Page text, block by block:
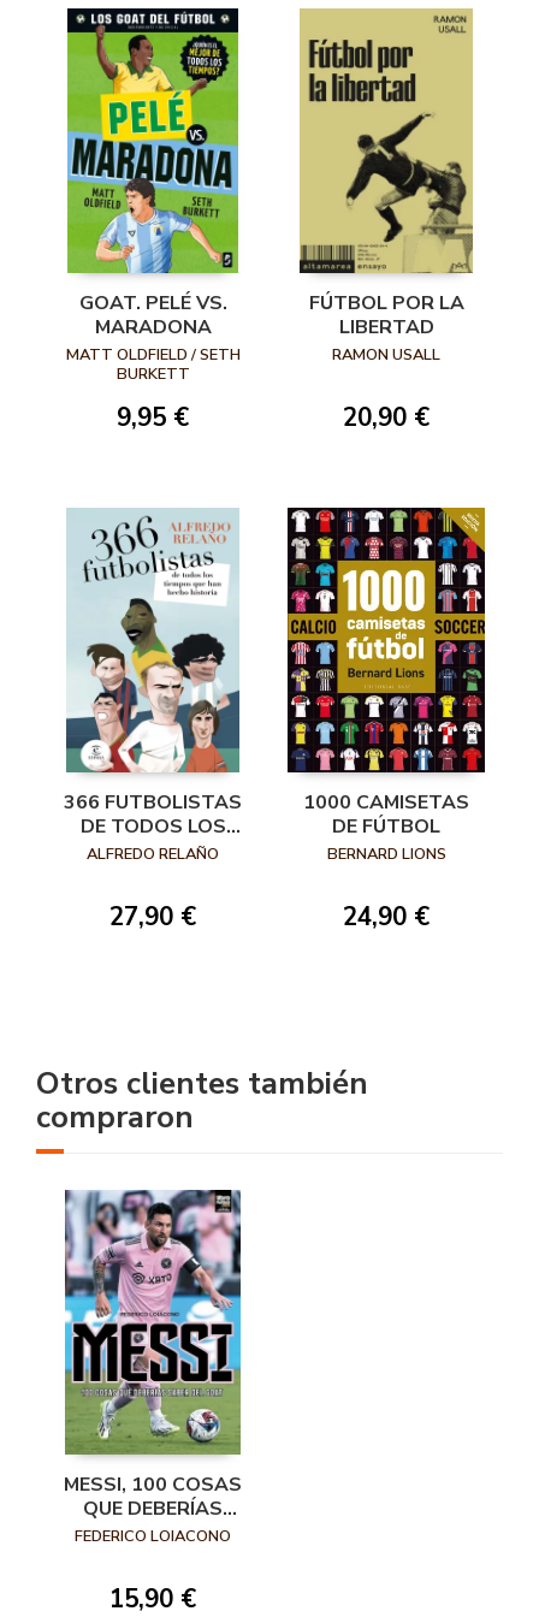
GOAT. PELÉ VS.
MARADONA
MATT OLDFIELD / SETH
BURKETT
9,95 €
FÚTBOL POR LA
LIBERTAD
RAMON USALL
20,90 €
366 FUTBOLISTAS
DE TODOS LOS
TIEMPOS QUE HAN
ALFREDO RELAÑO
27,90 €
1000 CAMISETAS
DE FÚTBOL
BERNARD LIONS
24,90 €
Otros clientes también
compraron
MESSI, 100 COSAS
QUE DEBERÍAS
SABER DEL GOAT
FEDERICO LOIACONO
15,90 €